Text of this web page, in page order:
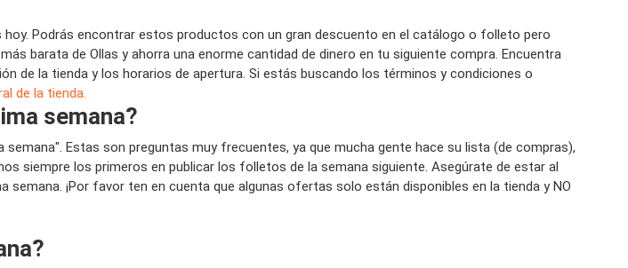
Podrás encontrar estos productos con un gran descuento en el catálogo o folleto pero
barata de Ollas y ahorra una enorme cantidad de dinero en tu siguiente compra. Encuentra
de la tienda y los horarios de apertura. Si estás buscando los términos y condiciones o
de la tienda.
semana?
Estas son preguntas muy frecuentes, ya que mucha gente hace su lista (de compras),
siempre los primeros en publicar los folletos de la semana siguiente. Asegúrate de estar al
¡Por favor ten en cuenta que algunas ofertas solo están disponibles en la tienda y NO